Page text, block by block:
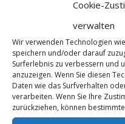
Cookie-
verwalten
Wir verwenden Technologien
speichern und/oder darauf
Surferlebnis zu verbessern und
anzuzeigen. Wenn Sie diesen
Daten wie das Surfverhalten
verarbeiten. Wenn Sie Ihre
zurückziehen, können
HINTERLASSE
Deine E-Mail-
veröffentlicht.
sind mit*